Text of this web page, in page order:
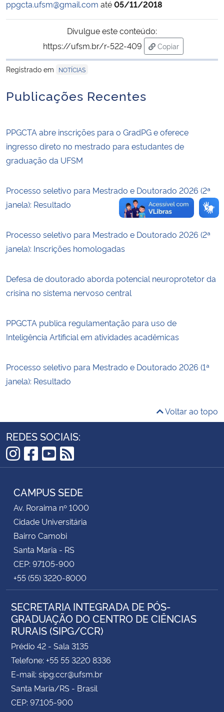
Controladoria-Geral da União
Ministério da Mulher, da Família e dos Direitos Humanos
Secretaria-Geral
Banco Central do Brasil
Planalto
ppgcta.ufsm@gmail.com até05/11/2018
Divulgue este conteúdo:
https://ufsm.br/r-522-409
Copiar
para área de
Registrado em
NOTÍCIAS
Publicações Recentes
PPGCTA abre inscrições para o GradPG e oferece
ingresso direto no mestrado para estudantes de
graduação da UFSM
Processo seletivo para Mestrado e Doutorado 2026 (2ª
janela): Resultado
Processo seletivo para Mestrado e Doutorado 2026 (2ª
janela): Inscrições homologadas
Defesa de doutorado aborda potencial neuroprotetor da
crisina no sistema nervoso central
PPGCTA publica regulamentação para uso de
Inteligência Artificial em atividades acadêmicas
Processo seletivo para Mestrado e Doutorado 2026 (1ª
janela): Resultado
Voltar ao topo
REDES SOCIAIS:
Instagram
Facebook
YouTube
RSS
CAMPUS SEDE
Av. Roraima nº 1000
Cidade Universitária
Bairro Camobi
Santa Maria - RS
CEP: 97105-900
+55 (55) 3220-8000
SECRETARIA INTEGRADA DE PÓS-
GRADUAÇÃO DO CENTRO DE CIÊNCIAS
RURAIS (SIPG/CCR)
Prédio 42 - Sala 3135
Telefone: +55 55 3220 8336
E-mail: sipg.ccr@ufsm.br
Santa Maria/RS - Brasil
CEP: 97.105-900